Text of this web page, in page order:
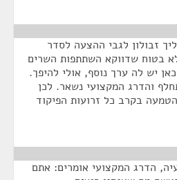
זבולון לגבי ההצעה לסדר
בטוח שדווקא השתתפות השרים
יש לה ערך נוסף, אולי להיפך.
והדרג המקצועי נשאר. לכן
בקרב כל זרועות הפיקוד
הדרג המקצועי אומרים: אתם